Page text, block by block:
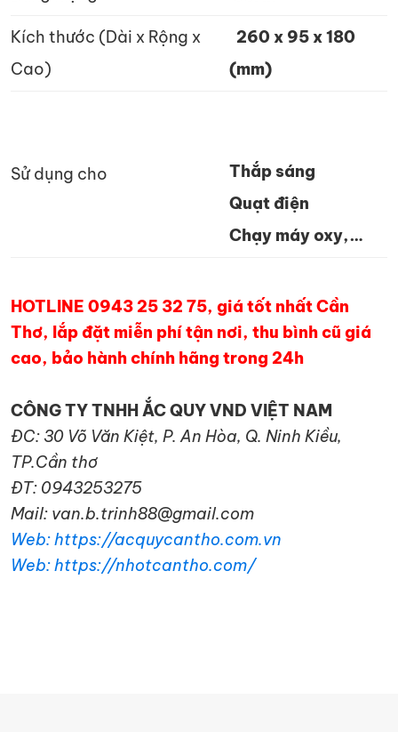
Kích thước (Dài x Rộng x
Cao)
260 x 95 x 180
(mm)
Sử dụng cho
Thắp sáng
Quạt điện
Chạy máy oxy,…
HOTLINE 0943 25 32 75, giá tốt nhất Cần
Thơ, lắp đặt miễn phí tận nơi, thu bình cũ giá
cao, bảo hành chính hãng trong 24h
CÔNG TY TNHH ẮC QUY VND VIỆT NAM
ĐC: 30 Võ Văn Kiệt, P. An Hòa, Q. Ninh Kiều,
TP.Cần thơ
ĐT: 0943253275
Mail: van.b.trinh88@gmail.com
Web: https://acquycantho.com.vn
Web: https://nhotcantho.com/